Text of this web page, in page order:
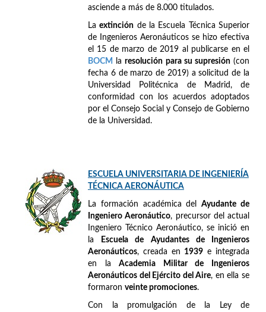
asciende a más de 8.000 titulados.
Laextinción de la Escuela Técnica Superior
de Ingenieros Aeronáuticos se hizo efectiva
el 15 de marzo de 2019 al publicarse en el
BOCM
laresolución para su supresión(con
fecha 6 de marzo de 2019) a solicitud de la
Universidad Politécnica de Madrid, de
conformidad con los acuerdos adoptados
por el Consejo Social y Consejo de Gobierno
de la Universidad.
ESCUELA UNIVERSITARIA DE INGENIERÍA
TÉCNICA AERONÁUTICA
La formación académica delAyudante de
Ingeniero Aeronáutico, precursor del actual
Ingeniero Técnico Aeronáutico, se inició en
la
Escuela de Ayudantes de Ingenieros
Aeronáuticos, creada en 1939 e integrada
en laAcademia Militar de Ingenieros
Aeronáuticos del Ejército del Aire, en ella se
formaron veinte promociones.
Con la promulgación de la Ley de